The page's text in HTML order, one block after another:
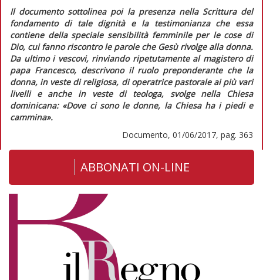
Il documento sottolinea poi la presenza nella Scrittura del
fondamento di tale dignità e la testimonianza che essa
contiene della speciale sensibilità femminile per le cose di
Dio, cui fanno riscontro le parole che Gesù rivolge alla donna.
Da ultimo i vescovi, rinviando ripetutamente al magistero di
papa Francesco, descrivono il ruolo preponderante che la
donna, in veste di religiosa, di operatrice pastorale ai più vari
livelli e anche in veste di teologa, svolge nella Chiesa
dominicana: «Dove ci sono le donne, la Chiesa ha i piedi e
cammina».
Documento, 01/06/2017, pag. 363
ABBONATI ON-LINE